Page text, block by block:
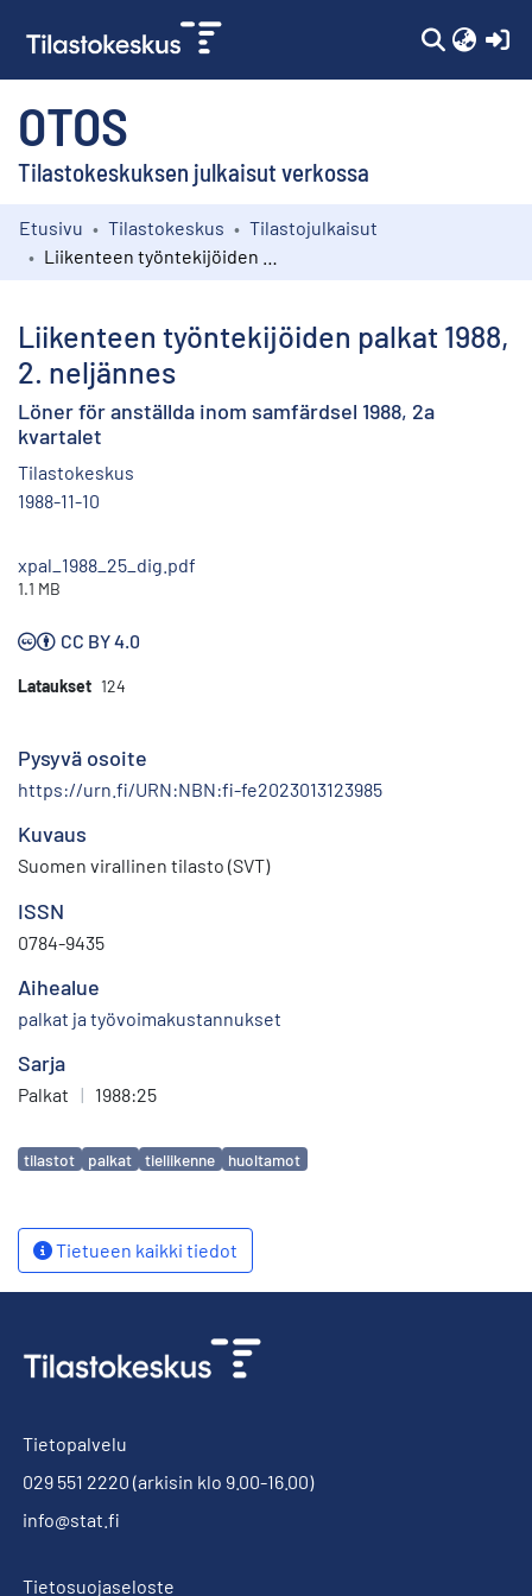
OTOS
Tilastokeskuksen julkaisut verkossa
Kokoelmat
Etusivu Tilastokeskus
Tilastojulkaisut
Liikenteen työntekijöiden palkat 1988,
2. neljännes
Löner för anställda inom samfärdsel 1988, 2a
kvartalet
Tilastokeskus
1988-11-10
xpal_1988_25_dig.pdf
1.1 MB
CC BY 4.0
Lataukset 124
Pysyvä osoite
https://urn.fi/URN:NBN:fi-fe2023013123985
Kuvaus
Suomen virallinen tilasto (SVT)
ISSN
0784-9435
Aihealue
palkat ja työvoimakustannukset
Sarja
Palkat | 1988:25
Avainsanat
tilastot palkat tieliikenne huoltamot
Tietueen kaikki tiedot
Tietopalvelu
029 551 2220 (arkisin klo 9.00-16.00)
info@stat.fi
Tietosuojaseloste